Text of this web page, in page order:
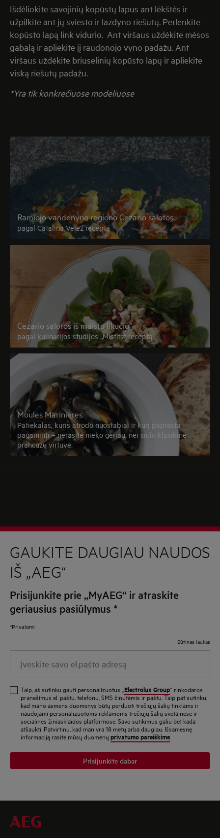
Išdėliokite savojinių kopūstų lapus ant lėkštės ir
užpilkite ant jų sviesto ir lazdyno riešutų. Perlenkite
kopūsto lapą link vidurio. Ant viršaus uždėkite mėsos
gabalą ir apliekite jį raudonojo vyno padažu. Ant
viršaus uždėkite briuselinių kopūsto lapų ir apliekite
viską riešutų padažu.
*Yra tik konkrečiuose modeliuose
Ramiojo vandenyno regiono Cezario salotos
pagal Catalina Velez receptą
Cezario salotos iš maisto likučių
pagal kulinarijos studijos„Misfits“ receptą
Moules Marinières
Patiekalas, kuris atrodo nuostabiai ir kurį paprasta
pagaminti – nerasite nieko geriau, nei siūlo klasikinė
prancūzų virtuvė.
GAUKITE DAUGIAU NAUDOS
IŠ „AEG“
Prisijunkite prie „MyAEG“ ir atraskite
geriausius pasiūlymus *
*Privalomi
Būtinas laukas
savo
adresą
Taip, aš sutinku gauti personalizuotus „ Electrolux Group“ rinkodaros
pranešimus el. paštu, telefonu, SMS žinutėmis ir paštu. Taip pat sutinku,
kad mano asmens duomenys būtų perduoti trečiųjų šalių tinklams ir
naudojami personalizuotoms reklamoms trečiųjų šalių svetainėse ir
socialinės žiniasklaidos platformose. Savo sutikimus galiu bet kada
atšaukti. Patvirtinu, kad man yra 18 metų arba daugiau. Išsamesnę
informaciją rasite mūsų duomenų privatumo pareiškime
Prisijunkite dabar